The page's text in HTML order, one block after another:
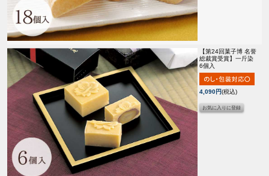
【第24回菓子博 名誉
総裁賞受賞】 一斤染
6個入
4,090円(税込)